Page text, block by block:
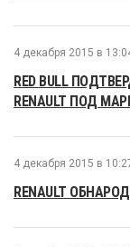
4 декабря 2015 в
RED BULL
RENAULT ПОД
4 декабря 2015 в
RENAULT